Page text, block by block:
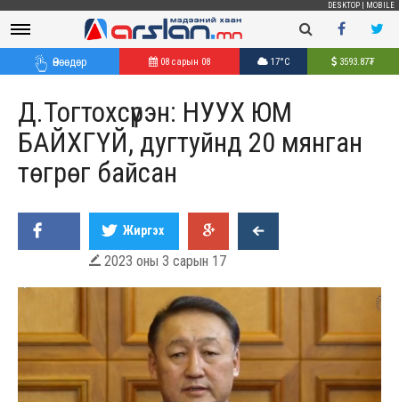
DESKTOP MOBILE
Өнөөдөр 08 сарын 08 17°C 3593.87₮
Д.Тогтохсүрэн: НУУХ ЮМ
БАЙХГҮЙ, дугтуйнд 20 мянган
төгрөг байсан
Жиргэх
 2023 оны 3 сарын 17